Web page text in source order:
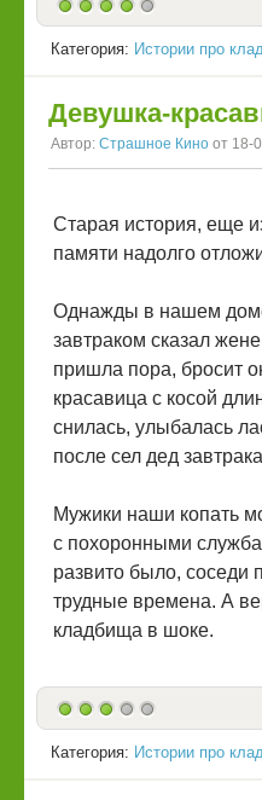
Категория: Истории про
Девушка-
Автор: Страшное Кино от 18-
Старая история, еще
памяти надолго
Однажды в нашем
завтраком сказал
пришла пора, бросит
красавица с косой
снилась, улыбалась
после сел дед
Мужики наши копать
с похоронными
развито было, соседи
трудные времена. А
кладбища в шоке.
Категория: Истории про